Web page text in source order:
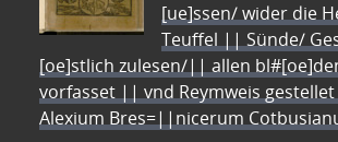
[ue]ssen/ wider die
Teuffel || Sünde/
[oe]stlich zulesen/|| allen
vorfasset || vnd Reymweis
Alexium Bres=||nicerum